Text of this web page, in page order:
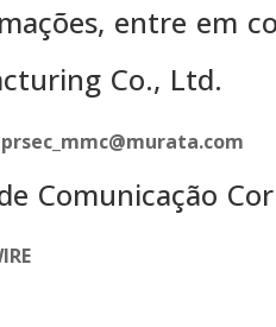
entre em
Co., Ltd.
prsec_mmc@murata.com
Comunicação